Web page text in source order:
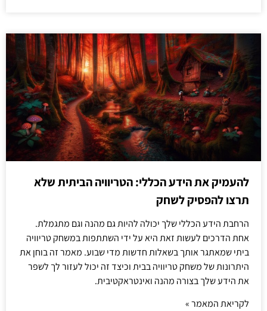
להעמיק את הידע הכללי: הטריוויה הביתית שלא
תרצו להפסיק לשחק
הרחבת הידע הכללי שלך יכולה להיות גם מהנה וגם מתגמלת.
אחת הדרכים לעשות זאת היא על ידי השתתפות במשחק טריוויה
ביתי שמאתגר אותך בשאלות חדשות מדי שבוע. מאמר זה בוחן את
היתרונות של משחק טריוויה בבית וכיצד זה יכול לעזור לך לשפר
את הידע שלך בצורה מהנה ואינטראקטיבית.
לקריאת המאמר »